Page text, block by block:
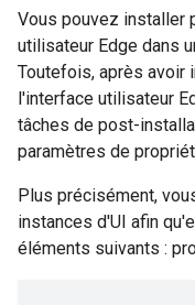
Vous pouvez installer
utilisateur Edge dans
Toutefois, après avoir
l'interface utilisateur
tâches de post-
paramètres de
Plus précisément,
instances d'UI afin
éléments suivants :